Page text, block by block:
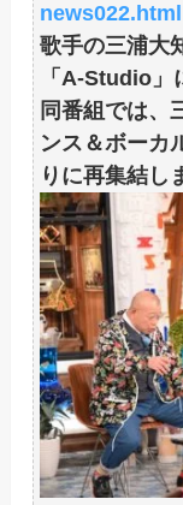
news022.html
歌手の三浦大
「A-Studio」
同番組では、
ンス＆ボーカ
りに再集結し